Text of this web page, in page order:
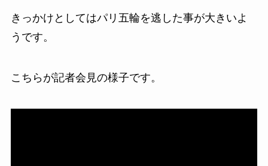
きっかけとしてはパリ五輪を逃した事が大きいよ
うです。
こちらが記者会見の様子です。